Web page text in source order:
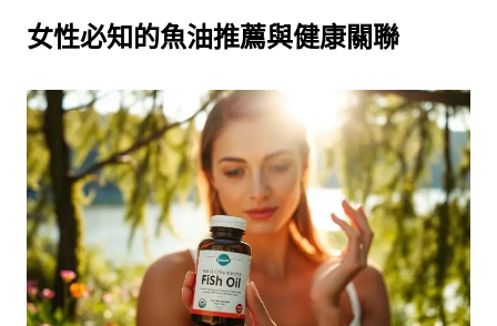
女性必知的魚油推薦與健康關聯